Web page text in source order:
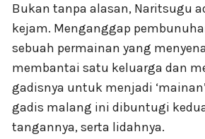
Bukan tanpa alasan, Naritsugu
kejam. Menganggap
sebuah permainan yang
membantai satu keluarga dan
gadisnya untuk menjadi
gadis malang ini dibuntugi
tangannya, serta lidahnya.